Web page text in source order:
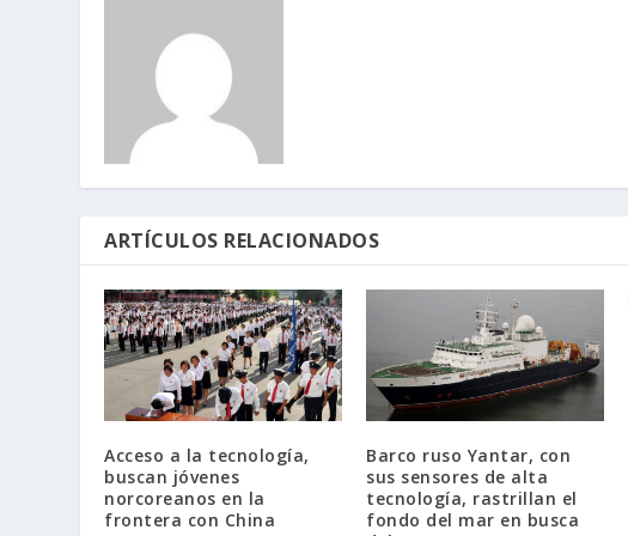
ARTÍCULOS RELACIONADOS
Acceso a la tecnología,
buscan jóvenes
norcoreanos en la
frontera con China
Barco ruso Yantar, con
sus sensores de alta
tecnología, rastrillan el
fondo del mar en busca